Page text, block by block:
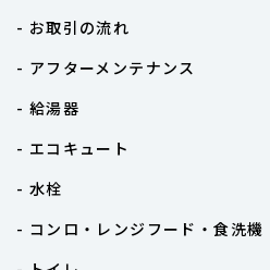
- お取引の流れ
- アフターメンテナンス
- 給湯器
- エコキュート
- 水栓
- コンロ・レンジフード・食洗機